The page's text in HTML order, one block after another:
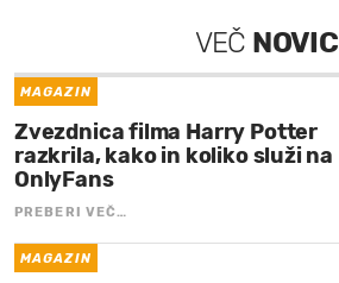
VEČ NOVIC
MAGAZIN
Zvezdnica filma Harry Potter
razkrila, kako in koliko služi na
OnlyFans
PREBERI VEČ…
MAGAZIN